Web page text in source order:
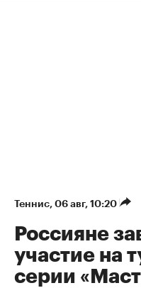
Теннис⁠, 06 авг, 10:20
Россияне
участие на
серии